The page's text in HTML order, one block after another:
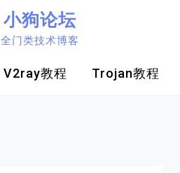
小狗论坛
全门类技术博客
V2ray教程 Trojan教程